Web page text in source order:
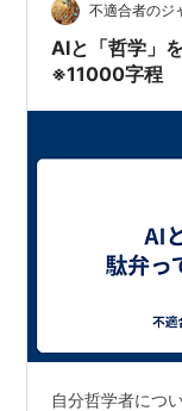
不適合者のジ
AIと「哲学」
※11000字程
自分哲学者につ